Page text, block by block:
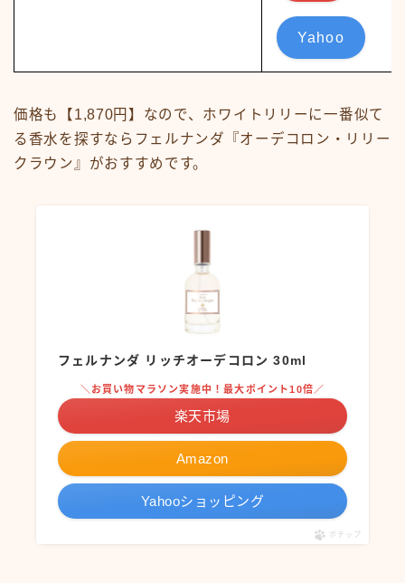
Yahoo
価格も【1,870円】なので、ホワイトリリーに一番似て
る香水を探すならフェルナンダ『オーデコロン・リリー
クラウン』がおすすめです。
フェルナンダ リッチオーデコロン 30ml
Amazon
＼お買い物マラソン実施中！最大ポイント10倍／
楽天市場
Yahooショッピング
ポチップ